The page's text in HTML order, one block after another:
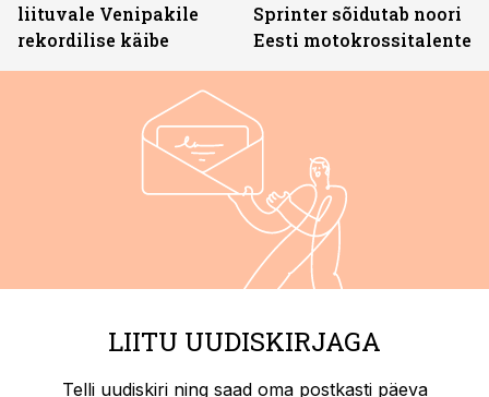
liituvale Venipakile
rekordilise käibe
Sprinter sõidutab noori
Eesti motokrossitalente
LIITU UUDISKIRJAGA
Telli uudiskiri ning saad oma postkasti päeva